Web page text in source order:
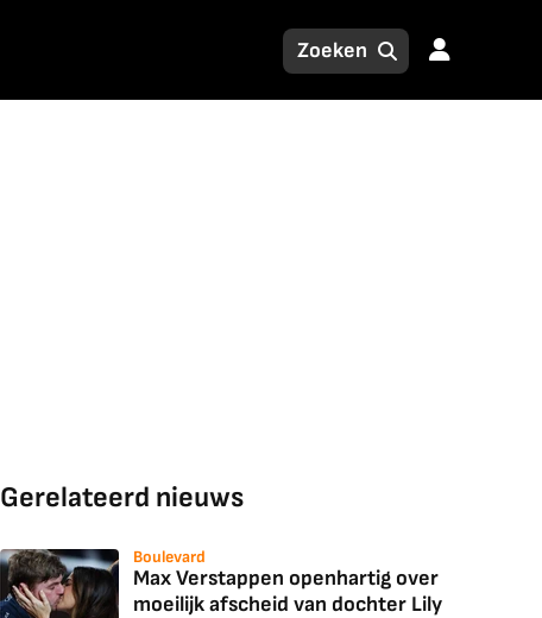
Gerelateerd nieuws
Boulevard
Max Verstappen openhartig over
moeilijk afscheid van dochter Lily